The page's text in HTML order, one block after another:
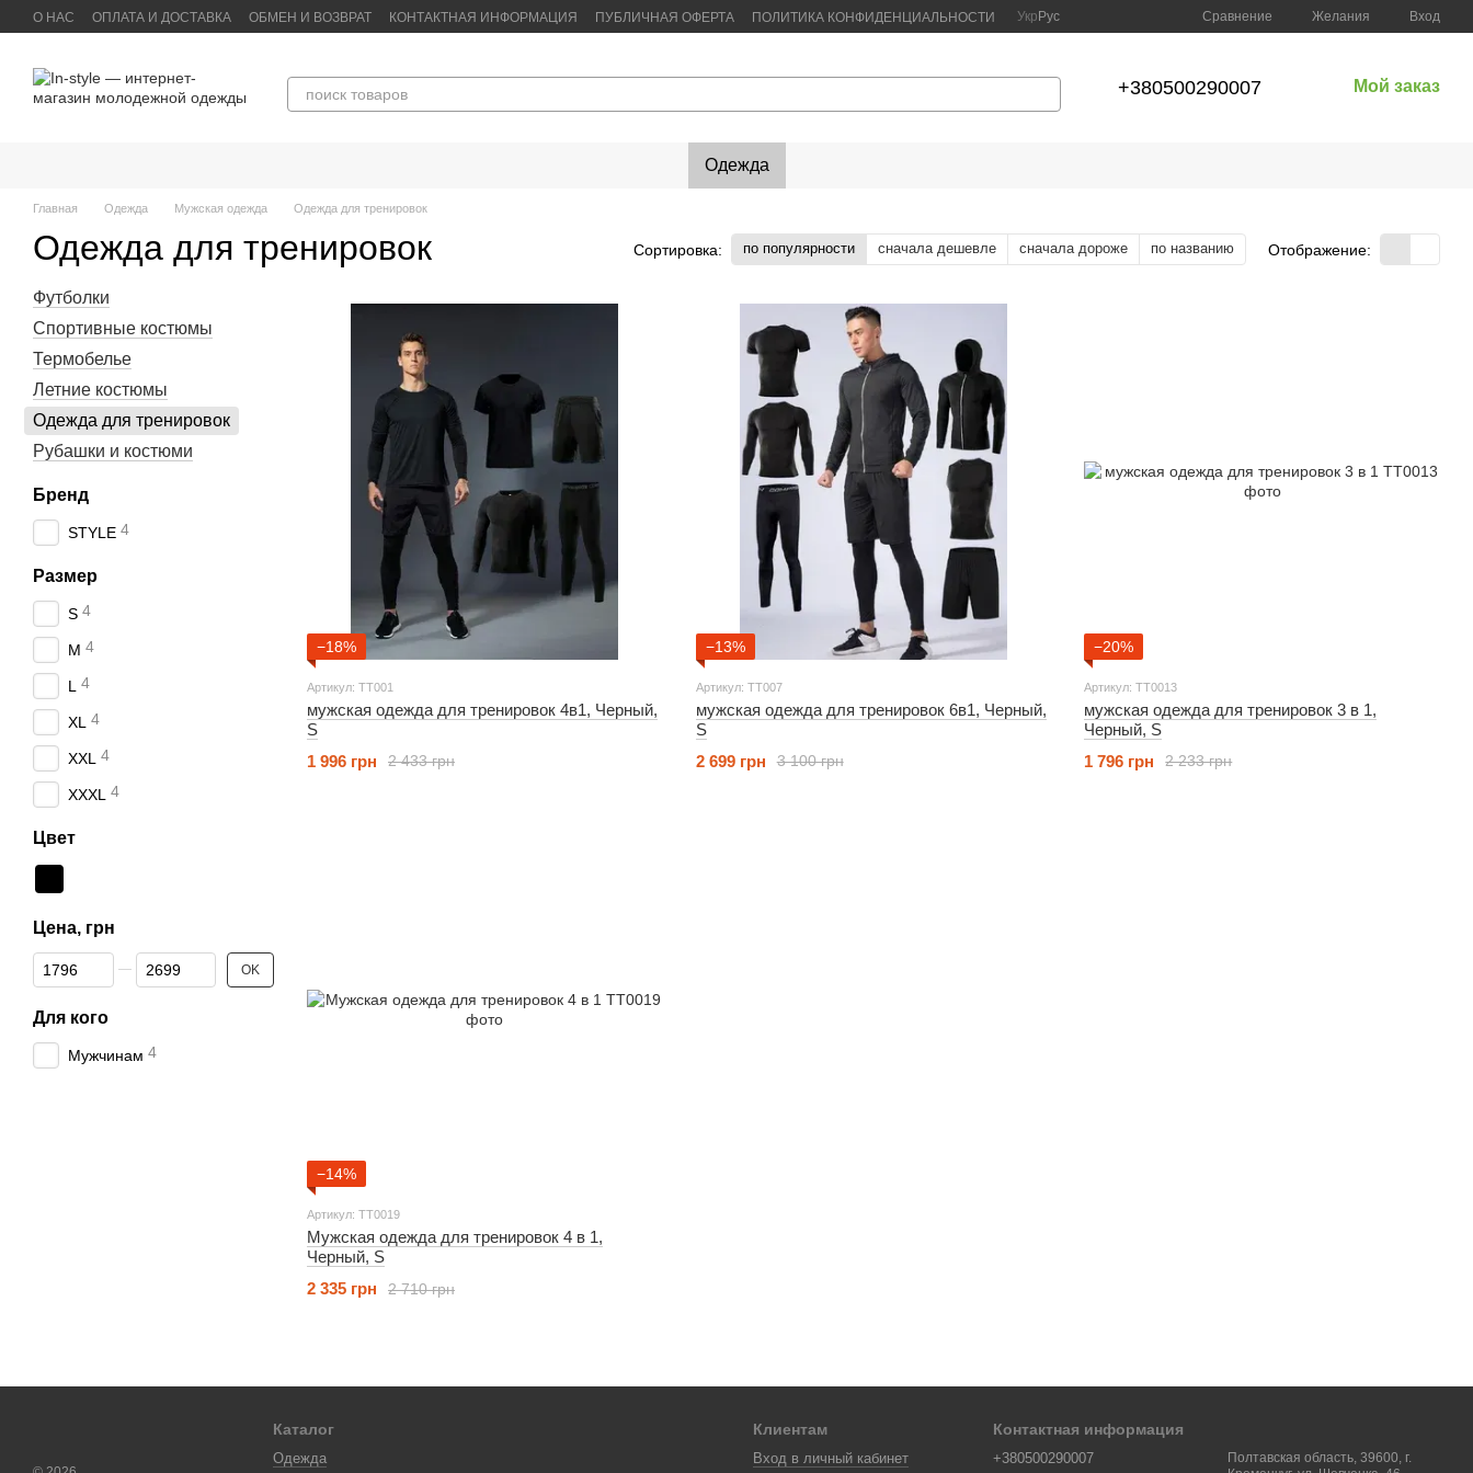
Перейти к основному контенту
О НАС ОПЛАТА И ДОСТАВКА ОБМЕН И ВОЗВРАТ КОНТАКТНАЯ ИНФОРМАЦИЯ ПУБЛИЧНАЯ ОФЕРТА ПОЛИТИКА КОНФИДЕНЦИАЛЬНОСТИ Укр Рус Сравнение Желания Вход
+380500290007 Мой заказ
Одежда
Главная Одежда Мужская одежда Одежда для тренировок
Одежда для тренировок Сортировка: по популярности сначала дешевле сначала дороже по названию Отображение:
−18%
Артикул: TT001
мужская одежда для тренировок 4в1, Черный,
S
2 433 грн
1 996 грн
−13%
Артикул: TT007
мужская одежда для тренировок 6в1, Черный,
S
3 100 грн
2 699 грн
−20%
Артикул: TT0013
мужская одежда для тренировок 3 в 1,
Черный, S
2 233 грн
1 796 грн
−14%
Артикул: TT0019
Мужская одежда для тренировок 4 в 1,
Черный, S
2 710 грн
2 335 грн
Футболки
Спортивные костюмы
Термобелье
Летние костюмы
Одежда для тренировок
Рубашки и костюми
Бренд
STYLE 4
Размер
S 4
M 4
L 4
XL 4
XXL 4
XXXL 4
Цвет
Цена, грн
От Цена, грн
До Цена, грн OK
Для кого
Мужчинам 4
Каталог
Одежда
Клиентам
Вход в личный кабинет
Контактная информация
+380500290007
Полтавская область, 39600, г.